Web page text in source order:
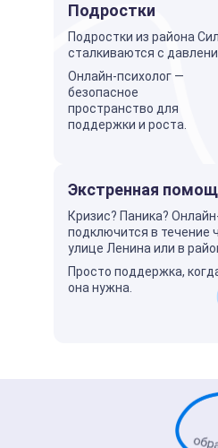
Подростки
Подростки из района
сталкиваются с
Онлайн-психолог —
безопасное
пространство для
поддержки и роста.
Экстренная
Кризис? Паника?
подключится в течение
улице Ленина или в
Просто поддержка,
она нужна.